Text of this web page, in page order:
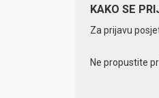
KAKO SE
Za prijavu
Ne propustite